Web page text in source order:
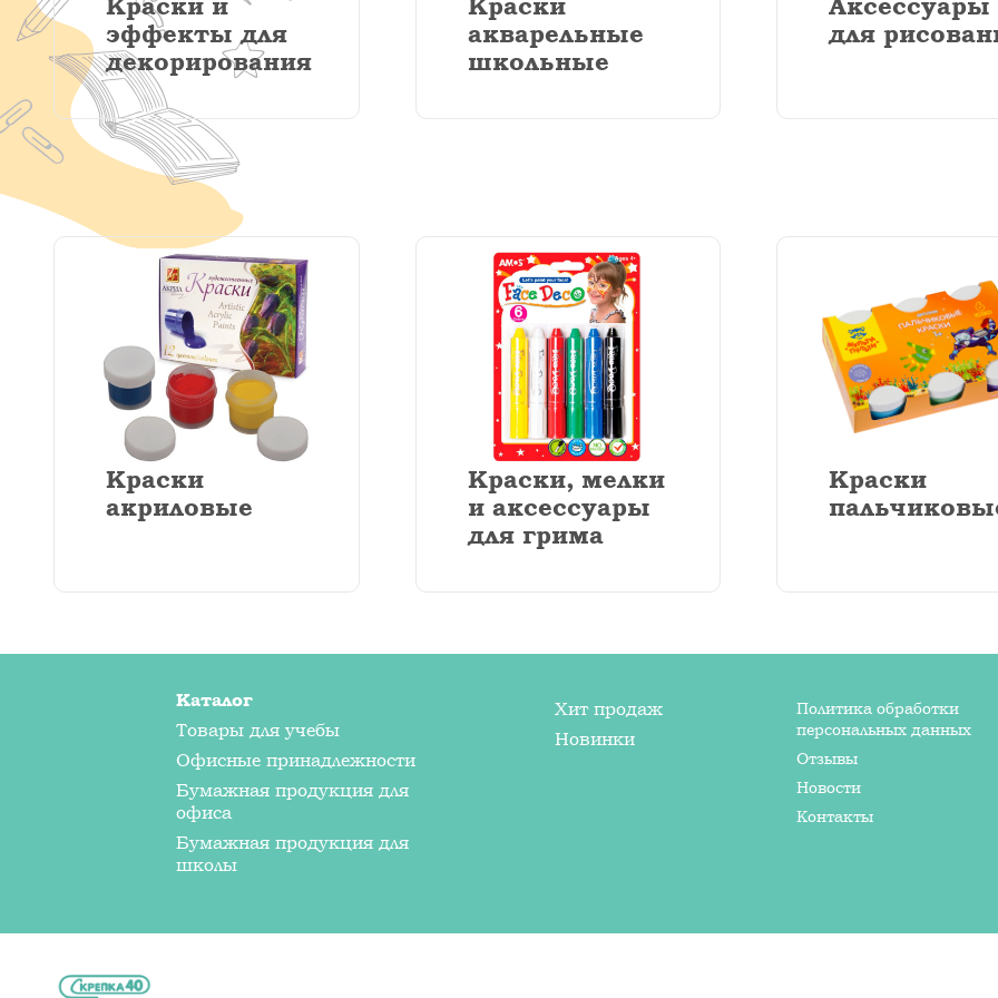
Краски и
эффекты для
декорирования
Краски
акварельные
школьные
Аксессуары
для
Краски
акриловые
Краски, мелки
и аксессуары
для грима
Краски
Каталог
Товары для учебы
Офисные принадлежности
Бумажная продукция для
офиса
Бумажная продукция для
школы
Хит продаж
Новинки
Политика обработки
персональных данных
Отзывы
Новости
Контакты